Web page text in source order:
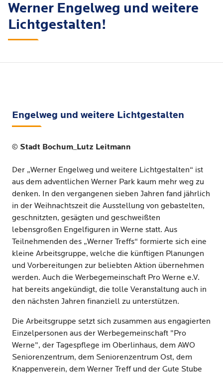
Werner Engelweg und weitere
Lichtgestalten!
Engelweg und weitere Lichtgestalten
© Stadt Bochum_Lutz Leitmann
Der „Werner Engelweg und weitere Lichtgestalten“ ist
aus dem adventlichen Werner Park kaum mehr weg zu
denken. In den vergangenen sieben Jahren fand jährlich
in der Weihnachtszeit die Ausstellung von gebastelten,
geschnitzten, gesägten und geschweißten
lebensgroßen Engelfiguren in Werne statt. Aus
Teilnehmenden des „Werner Treffs“ formierte sich eine
kleine Arbeitsgruppe, welche die künftigen Planungen
und Vorbereitungen zur beliebten Aktion übernehmen
werden. Auch die Werbegemeinschaft Pro Werne e.V.
hat bereits angekündigt, die tolle Veranstaltung auch in
den nächsten Jahren finanziell zu unterstützen.
Die Arbeitsgruppe setzt sich zusammen aus engagierten
Einzelpersonen aus der Werbegemeinschaft "Pro
Werne", der Tagespflege im Oberlinhaus, dem AWO
Seniorenzentrum, dem Seniorenzentrum Ost, dem
Knappenverein, dem Werner Treff und der Gute Stube